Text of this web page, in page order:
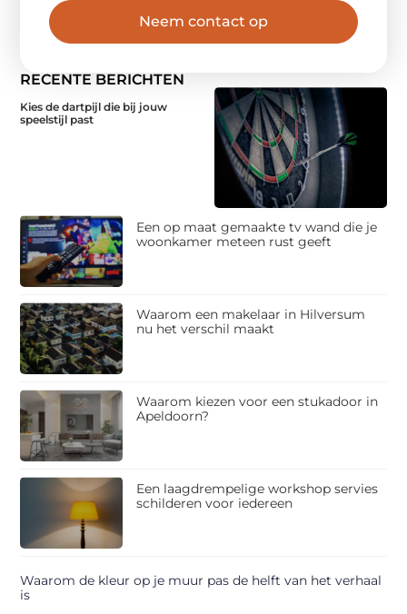
RECENTE BERICHTEN
Kies de dartpijl die bij jouw
speelstijl past
Een op maat gemaakte tv wand die je
woonkamer meteen rust geeft
Waarom een makelaar in Hilversum
nu het verschil maakt
Waarom kiezen voor een stukadoor in
Apeldoorn?
Een laagdrempelige workshop servies
schilderen voor iedereen
Waarom de kleur op je muur pas de helft van het verhaal
is
Neem contact op